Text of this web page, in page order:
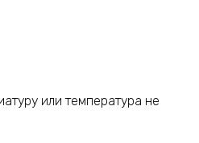
или температура не